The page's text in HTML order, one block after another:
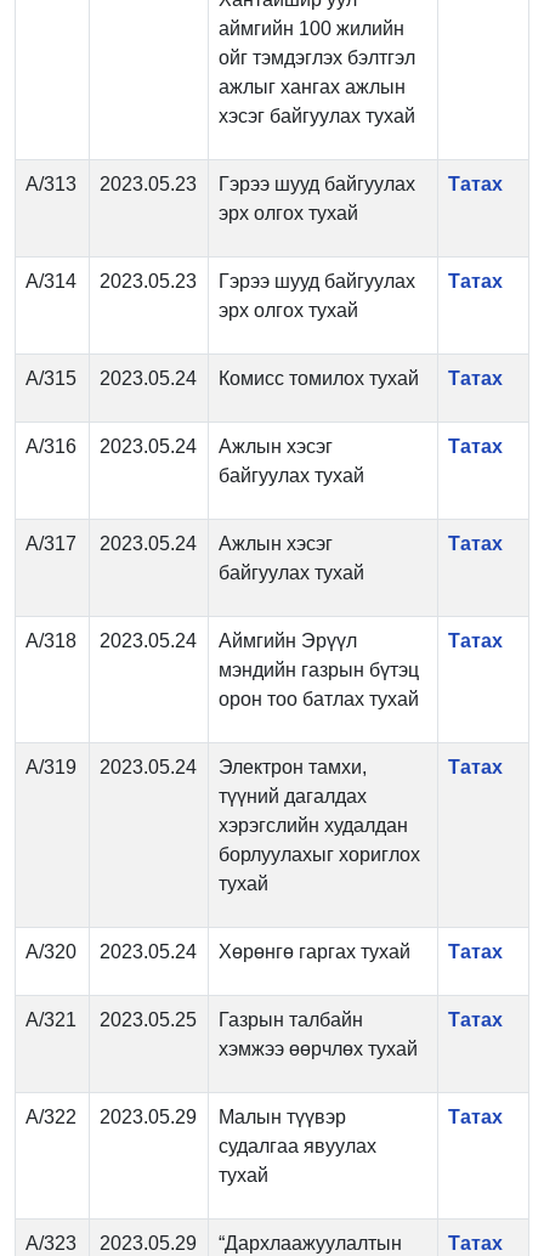
аймгийн 100 жилийн
ойг тэмдэглэх бэлтгэл
ажлыг хангах ажлын
хэсэг байгуулах тухай
А/313 2023.05.23
Гэрээ шууд байгуулах
эрх олгох тухай
Татах
А/314 2023.05.23
Гэрээ шууд байгуулах
эрх олгох тухай
Татах
А/315 2023.05.24 Комисс томилох тухай Татах
А/316 2023.05.24
Ажлын хэсэг
байгуулах тухай
Татах
А/317 2023.05.24
Ажлын хэсэг
байгуулах тухай
Татах
А/318 2023.05.24
Аймгийн Эрүүл
мэндийн газрын бүтэц
орон тоо батлах тухай
Татах
А/319 2023.05.24
Электрон тамхи,
түүний дагалдах
хэрэгслийн худалдан
борлуулахыг хориглох
тухай
Татах
А/320 2023.05.24 Хөрөнгө гаргах тухай Татах
А/321 2023.05.25
Газрын талбайн
хэмжээ өөрчлөх тухай
Татах
А/322 2023.05.29
Малын түүвэр
судалгаа явуулах
тухай
Татах
А/323 2023.05.29
“Дархлаажуулалтын
Татах